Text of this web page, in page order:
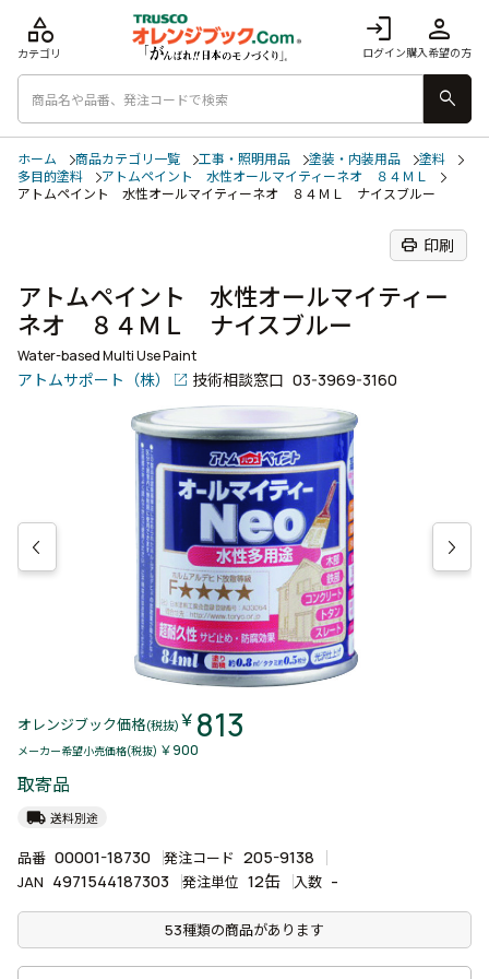
login
ログイン
person
購入希望の方
category
カテゴリ
search
ホーム 商品カテゴリ一覧 工事・照明用品 塗装・内装用品
塗料
多目的塗料
アトムペイント 水性オールマイティーネオ ８４ＭＬ
アトムペイント 水性オールマイティーネオ ８４ＭＬ ナイスブルー
print 印刷
アトムペイント 水性オールマイティー
ネオ ８４ＭＬ ナイスブルー
Water-based Multi Use Paint
アトムサポート（株） 技術相談窓口 03-3969-3160
オレンジブック価格(税抜) ￥ 813
メーカー希望小売価格(税抜) ￥900
取寄品
local_shipping 送料別途
品番 00001-18730 発注コード 205-9138
JAN 4971544187303 発注単位 12缶 入数 -
53種類の商品があります